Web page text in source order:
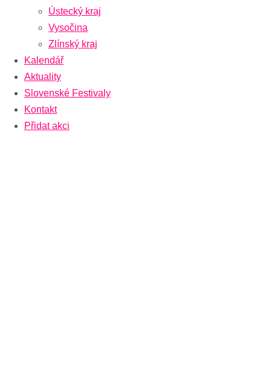
Ústecký kraj
Vysočina
Zlínský kraj
Kalendář
Aktuality
Slovenské Festivaly
Kontakt
Přidat akci